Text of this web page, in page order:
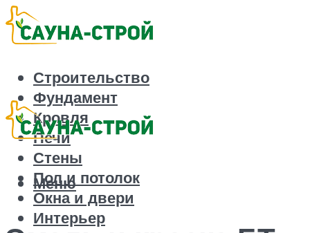
Строительство
Фундамент
Кровля
Печи
Стены
Пол и потолок
Окна и двери
Интерьер
Меню